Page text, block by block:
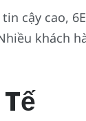
cậy cao,
khách